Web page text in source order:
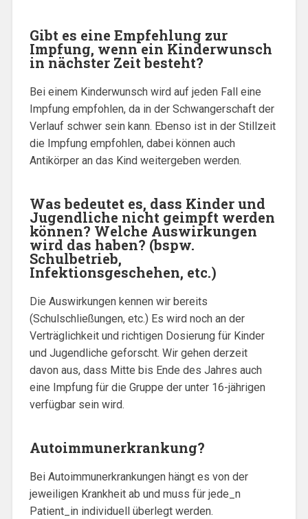
Gibt es eine Empfehlung zur
Impfung, wenn ein Kinderwunsch
in nächster Zeit besteht?
Bei einem Kinderwunsch wird auf jeden Fall eine
Impfung empfohlen, da in der Schwangerschaft der
Verlauf schwer sein kann. Ebenso ist in der Stillzeit
die Impfung empfohlen, dabei können auch
Antikörper an das Kind weitergeben werden.
Was bedeutet es, dass Kinder und
Jugendliche nicht geimpft werden
können? Welche Auswirkungen
wird das haben? (bspw.
Schulbetrieb,
Infektionsgeschehen, etc.)
Die Auswirkungen kennen wir bereits
(Schulschließungen, etc.) Es wird noch an der
Verträglichkeit und richtigen Dosierung für Kinder
und Jugendliche geforscht. Wir gehen derzeit
davon aus, dass Mitte bis Ende des Jahres auch
eine Impfung für die Gruppe der unter 16-jährigen
verfügbar sein wird.
Autoimmunerkrankung?
Bei Autoimmunerkrankungen hängt es von der
jeweiligen Krankheit ab und muss für jede_n
Patient_in individuell überlegt werden.